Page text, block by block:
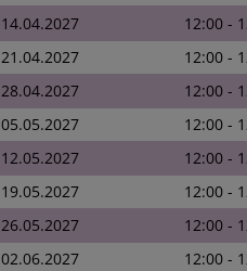
14.04.2027 12:00 -
21.04.2027 12:00 -
28.04.2027 12:00 -
05.05.2027 12:00 -
12.05.2027 12:00 -
19.05.2027 12:00 -
26.05.2027 12:00 -
02.06.2027 12:00 -